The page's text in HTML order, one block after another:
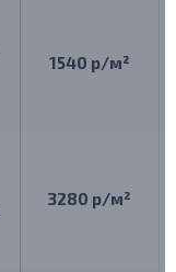
1540 р/м²
3280 р/м²